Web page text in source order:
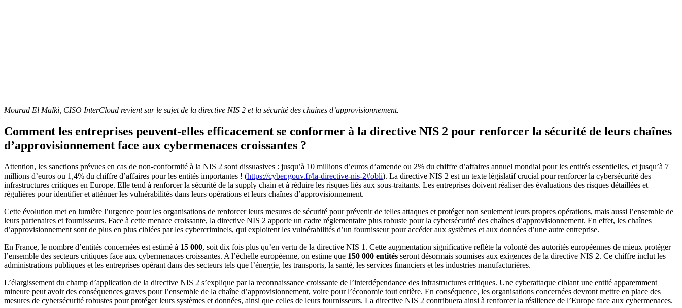
Mourad El Malki, CISO InterCloud revient sur le sujet de la directive NIS 2 et la sécurité des chaines d’approvisionnement.
Comment les entreprises peuvent-elles efficacement se conformer à la directive NIS 2 pour renforcer la sécurité de leurs chaînes
d’approvisionnement face aux cybermenaces croissantes ?
Attention, les sanctions prévues en cas de non-conformité à la NIS 2 sont dissuasives : jusqu’à 10 millions d’euros d’amende ou 2% du chiffre d’affaires annuel mondial pour les entités essentielles, et jusqu’à 7
millions d’euros ou 1,4% du chiffre d’affaires pour les entités importantes ! (https://cyber.gouv.fr/la-directive-nis-2#obli). La directive NIS 2 est un texte législatif crucial pour renforcer la cybersécurité des
infrastructures critiques en Europe. Elle tend à renforcer la sécurité de la supply chain et à réduire les risques liés aux sous-traitants. Les entreprises doivent réaliser des évaluations des risques détaillées et
régulières pour identifier et atténuer les vulnérabilités dans leurs opérations et leurs chaînes d’approvisionnement.
Cette évolution met en lumière l’urgence pour les organisations de renforcer leurs mesures de sécurité pour prévenir de telles attaques et protéger non seulement leurs propres opérations, mais aussi l’ensemble de
leurs partenaires et fournisseurs. Face à cette menace croissante, la directive NIS 2 apporte un cadre réglementaire plus robuste pour la cybersécurité des chaînes d’approvisionnement. En effet, les chaînes
d’approvisionnement sont de plus en plus ciblées par les cybercriminels, qui exploitent les vulnérabilités d’un fournisseur pour accéder aux systèmes et aux données d’une autre entreprise.
En France, le nombre d’entités concernées est estimé à 15 000, soit dix fois plus qu’en vertu de la directive NIS 1. Cette augmentation significative reflète la volonté des autorités européennes de mieux protéger
l’ensemble des secteurs critiques face aux cybermenaces croissantes. A l’échelle européenne, on estime que 150 000 entités seront désormais soumises aux exigences de la directive NIS 2. Ce chiffre inclut les
administrations publiques et les entreprises opérant dans des secteurs tels que l’énergie, les transports, la santé, les services financiers et les industries manufacturières.
L’élargissement du champ d’application de la directive NIS 2 s’explique par la reconnaissance croissante de l’interdépendance des infrastructures critiques. Une cyberattaque ciblant une entité apparemment
mineure peut avoir des conséquences graves pour l’ensemble de la chaîne d’approvisionnement, voire pour l’économie tout entière. En conséquence, les organisations concernées devront mettre en place des
mesures de cybersécurité robustes pour protéger leurs systèmes et données, ainsi que celles de leurs fournisseurs. La directive NIS 2 contribuera ainsi à renforcer la résilience de l’Europe face aux cybermenaces.